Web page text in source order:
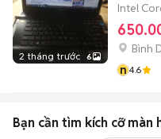
2 tháng trước 6
Intel
Bình
n4.6
Bạn cần tìm kích cỡ màn